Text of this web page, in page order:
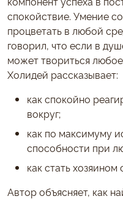
спокойствие. Умение
процветать в любой
говорил, что если в
может твориться
Холидей рассказывает:
как спокойно
вокруг;
как по максимуму
способности при
как стать
Автор объясняет, как